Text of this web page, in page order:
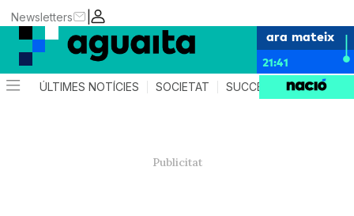
|
Newsletters
ara mateix
21:41
ÚLTIMES NOTÍCIES SOCIETAT SUCCESSOS AGENDA